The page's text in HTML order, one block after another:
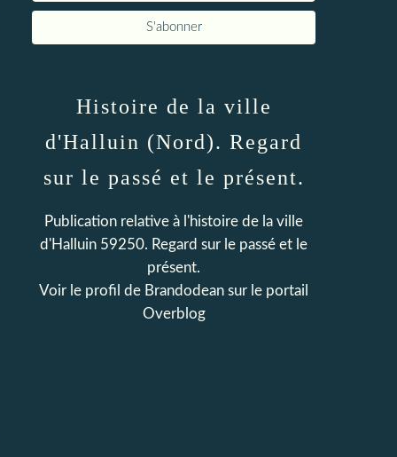
Histoire de la ville
d'Halluin (Nord). Regard
sur le passé et le présent.
Publication relative à l'histoire de la ville
d'Halluin 59250. Regard sur le passé et le
présent.
Voir le profil de Brandodean sur le portail
Overblog